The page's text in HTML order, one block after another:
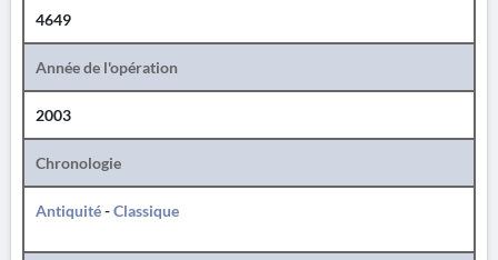
4649
Année de l'opération
2003
Chronologie
Antiquité-Classique